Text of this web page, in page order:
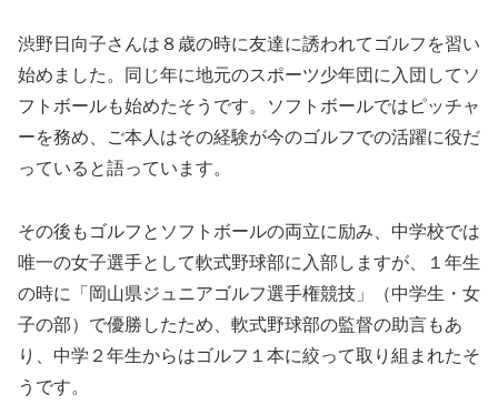
渋野日向子さんは８歳の時に友達に誘われてゴルフを習い
始めました。同じ年に地元のスポーツ少年団に入団してソ
フトボールも始めたそうです。ソフトボールではピッチャ
ーを務め、ご本人はその経験が今のゴルフでの活躍に役だ
っていると語っています。
その後もゴルフとソフトボールの両立に励み、中学校では
唯一の女子選手として軟式野球部に入部しますが、１年生
の時に「岡山県ジュニアゴルフ選手権競技」（中学生・女
子の部）で優勝したため、軟式野球部の監督の助言もあ
り、中学２年生からはゴルフ１本に絞って取り組まれたそ
うです。